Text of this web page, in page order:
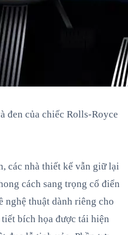
đen của chiếc Rolls-Royce
các nhà thiết kế vẫn giữ lại
cách sang trọng cổ điển
nghệ thuật dành riêng cho
bích họa được tái hiện